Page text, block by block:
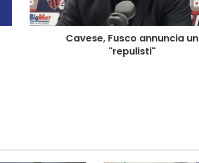
Cavese, Fusco annuncia un
"repulisti"